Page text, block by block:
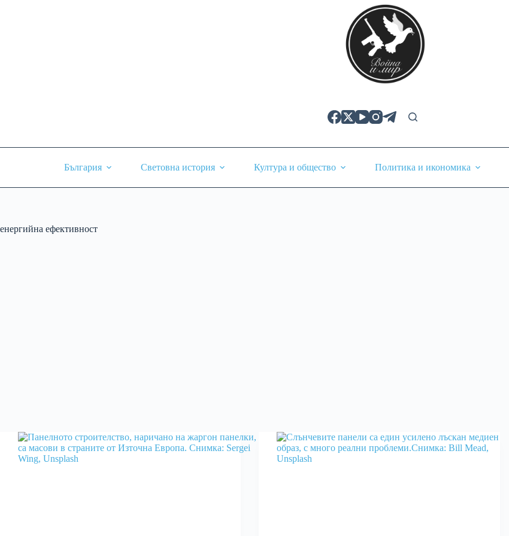
България Световна история Култура и общество Политика и икономика
енергийна ефективност